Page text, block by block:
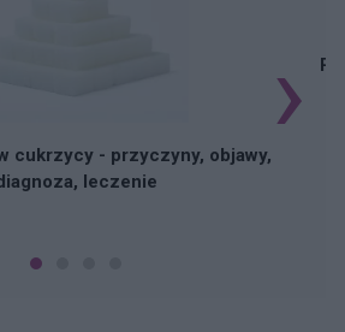
cukrzycy - przyczyny, objawy,
leczenie
›